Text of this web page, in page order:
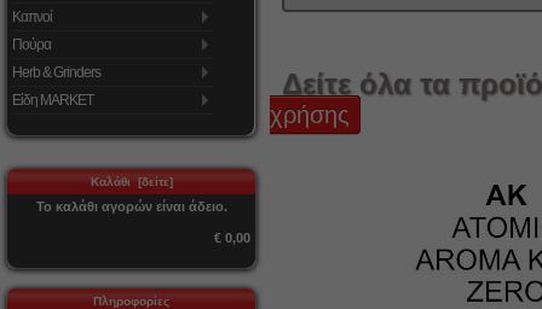
Καπνοί
Πούρα
Herb & Grinders
Είδη MARKET
Καλάθι [δείτε]
Το καλάθι αγορών είναι άδειο.
€ 0,00
Πληροφορίες
Δείτε όλα τα
χρήσης